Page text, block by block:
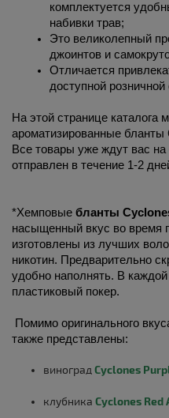
комплектуется
набивки трав;
Это великолепный
джоинтов и
Отличается
доступной
На этой странице каталога
ароматизированные
Все товары уже ждут вас
отправлен в течение 1-2
*Хемповые бланты
насыщенный вкус во время
изготовлены из лучших
никотин. Предварительно
удобно наполнять. В
пластиковый покер.
Помимо оригинального
виноградCyclones
клубника Cyclones Red